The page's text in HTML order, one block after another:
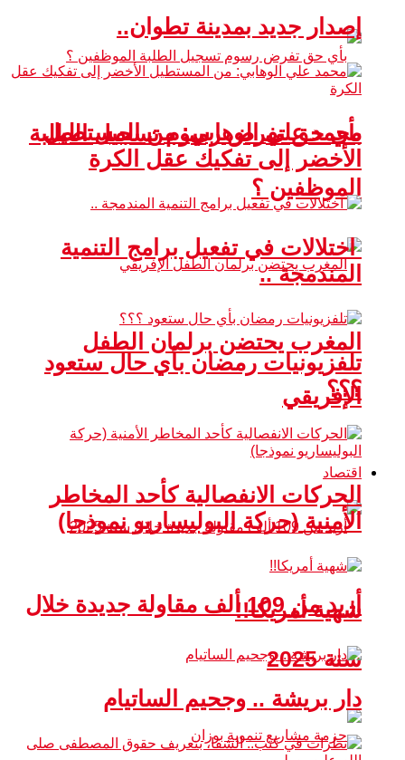
بأي حق تفرض رسوم تسجيل الطلبة
الموظفين ؟
المغرب يحتضن برلمان الطفل
الإفريقي
اقتصاد
أزيد من 109 ألف مقاولة جديدة خلال
سنة 2025
إصدار جديد بمدينة تطوان..
محمد علي الوهابي: من المستطيل
الأخضر إلى تفكيك عقل الكرة
اختلالات في تفعيل برامج التنمية
المندمجة ..
تلفزيونيات رمضان بأي حال ستعود
؟؟؟
الحركات الانفصالية كأحد المخاطر
الأمنية (حركة البوليساريو نموذجا)
شهية أمريكا!!
دار بريشة .. وجحيم الساتيام